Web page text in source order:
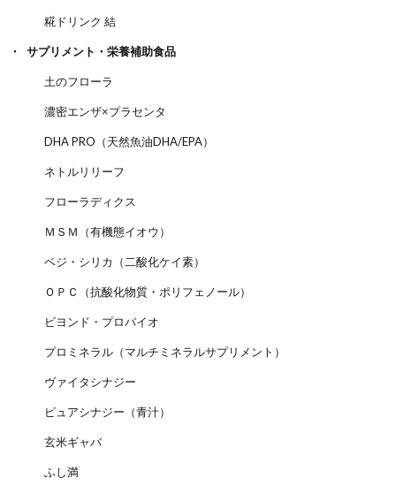
糀ドリンク 結
サプリメント・栄養補助食品
土のフローラ
濃密エンザ×プラセンタ
DHA PRO（天然魚油DHA/EPA）
ネトルリリーフ
フローラディクス
ＭＳＭ（有機態イオウ）
ベジ・シリカ（二酸化ケイ素）
ＯＰＣ（抗酸化物質・ポリフェノール）
ビヨンド・プロバイオ
プロミネラル（マルチミネラルサプリメント）
ヴァイタシナジー
ピュアシナジー（青汁）
玄米ギャバ
ふし満